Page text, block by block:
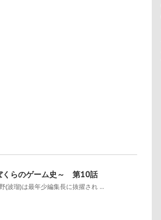
くらのゲーム史～ 第10話
(波瑠)は最年少編集長に抜擢され ...